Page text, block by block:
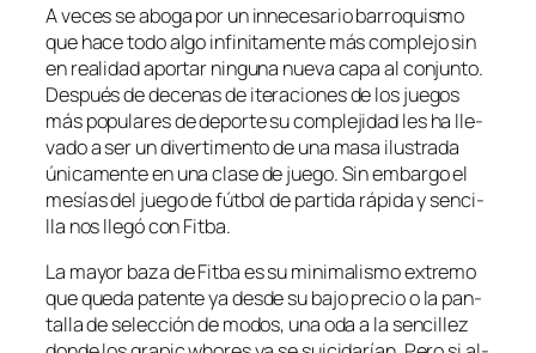
A ve­ces se abo­ga por un in­ne­ce­sa­rio ba­rro­quis­mo
que ha­ce to­do al­go in­fi­ni­ta­men­te más com­ple­jo sin
en reali­dad apor­tar nin­gu­na nue­va ca­pa al con­jun­to.
Después de de­ce­nas de ite­ra­cio­nes de los jue­gos
más po­pu­la­res de de­por­te su com­ple­ji­dad les ha lle­
va­do a ser un di­ver­ti­men­to de una ma­sa ilus­tra­da
úni­ca­men­te en una cla­se de jue­go. Sin em­bar­go el
me­sías del jue­go de fút­bol de par­ti­da rá­pi­da y sen­ci­
lla nos lle­gó con Fitba.
La ma­yor ba­za de Fitba es su mi­ni­ma­lis­mo ex­tre­mo
que que­da pa­ten­te ya des­de su ba­jo pre­cio o la pan­
ta­lla de se­lec­ción de mo­dos, una oda a la sen­ci­llez